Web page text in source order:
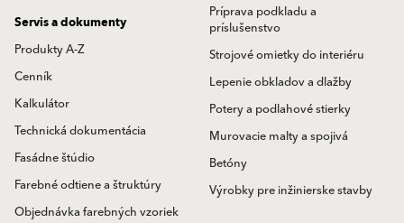
Príprava podkladu a
príslušenstvo
Strojové omietky do interiéru
Lepenie obkladov a dlažby
Potery a podlahové stierky
Murovacie malty a spojivá
Betóny
Výrobky pre inžinierske stavby
Servis a dokumenty
Produkty A-Z
Cenník
Kalkulátor
Technická dokumentácia
Fasádne štúdio
Farebné odtiene a štruktúry
Objednávka farebných vzoriek